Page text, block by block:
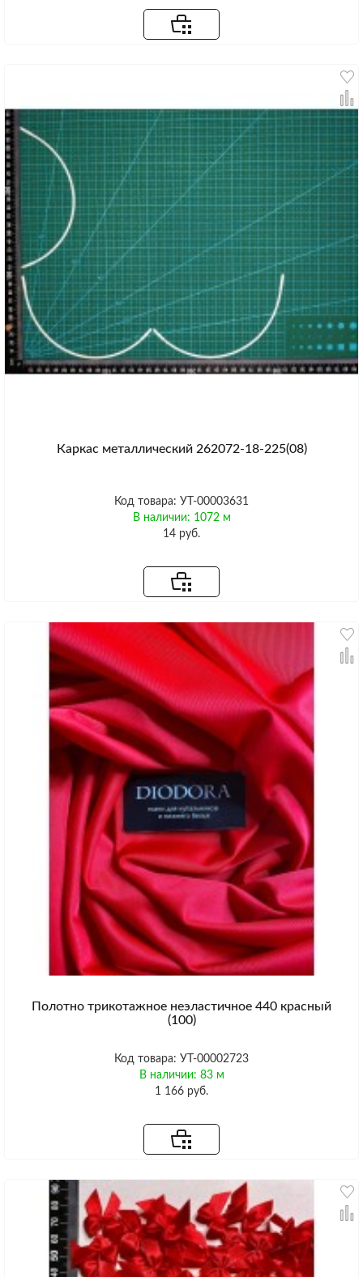
Каркас металлический 262072-18-225(08)
Код товара: УТ-00003631
В наличии: 1072 м
14 руб.
Полотно трикотажное неэластичное 440 красный
(100)
Код товара: УТ-00002723
В наличии: 83 м
1 166 руб.